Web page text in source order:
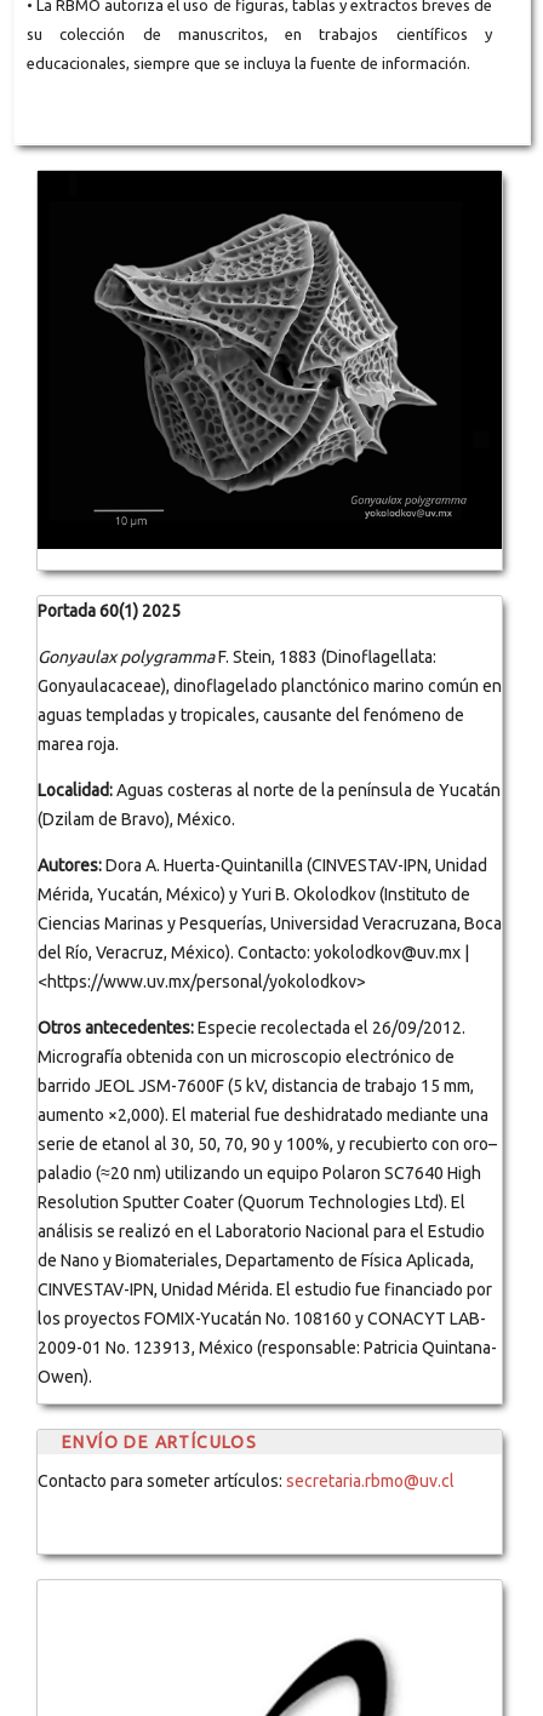
• La RBMO autoriza el uso de figuras, tablas y extractos breves de
su colección de manuscritos, en trabajos científicos y
educacionales, siempre que se incluya la fuente de información.
Portada 60(1) 2025
Gonyaulax polygrammaF. Stein, 1883 (Dinoflagellata:
Gonyaulacaceae), dinoflagelado planctónico marino común en
aguas templadas y tropicales, causante del fenómeno de
marea roja.
Localidad:Aguas costeras al norte de la península de Yucatán
(Dzilam de Bravo), México.
Autores:Dora A. Huerta-Quintanilla (CINVESTAV-IPN, Unidad
Mérida, Yucatán, México) y Yuri B. Okolodkov (Instituto de
Ciencias Marinas y Pesquerías, Universidad Veracruzana, Boca
del Río, Veracruz, México). Contacto: yokolodkov@uv.mx |
<https://www.uv.mx/personal/yokolodkov>
Otros antecedentes:Especie recolectada el 26/09/2012.
Micrografía obtenida con un microscopio electrónico de
barrido JEOL JSM-7600F (5 kV, distancia de trabajo 15 mm,
aumento ×2,000). El material fue deshidratado mediante una
serie de etanol al 30, 50, 70, 90 y 100%, y recubierto con oro–
paladio (≈20 nm) utilizando un equipo Polaron SC7640 High
Resolution Sputter Coater (Quorum Technologies Ltd). El
análisis se realizó en el Laboratorio Nacional para el Estudio
de Nano y Biomateriales, Departamento de Física Aplicada,
CINVESTAV-IPN, Unidad Mérida. El estudio fue financiado por
los proyectos FOMIX-Yucatán No. 108160 y CONACYT LAB-
2009-01 No. 123913, México (responsable: Patricia Quintana-
Owen).
ENVÍO DE ARTÍCULOS
Contacto para someter artículos: secretaria.rbmo@uv.cl